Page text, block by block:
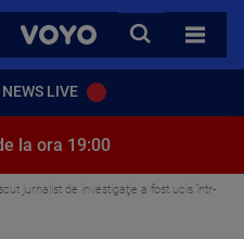
VOYO
CAUTA
TOATE
LIVE
la ora 19:00
jurnalist de investigaţie a fost ucis într-